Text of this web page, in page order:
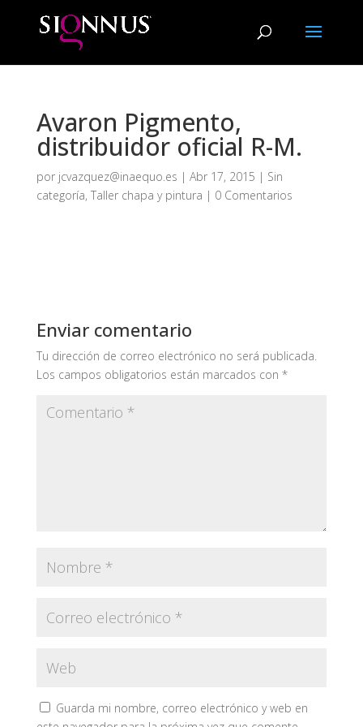
Avaron Pigmento,
distribuidor oficial R-M.
por jcvazquez@inaequo.es | Abr 17, 2015 | Sin
categoría, Taller chapa y pintura | 0 Comentarios
Enviar comentario
Tu dirección de correo electrónico no será publicada.
Los campos obligatorios están marcados con *
Guarda mi nombre, correo electrónico y web en